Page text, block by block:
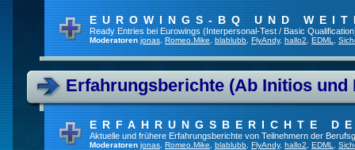
EUROWINGS-BQ UND
Ready Entries bei Eurowings (Interpersonal-Test / Basic
Moderatoren jonas Romeo.Mike blablubb FlyAndy, hallo2 EDML
Erfahrungsberichte (Ab Initios und
ERFAHRUNGSBERICHTE
Aktuelle und frühere Erfahrungsberichte von Teilnehmern der
Moderatoren jonas Romeo.Mike blablubb FlyAndy, hallo2 EDML